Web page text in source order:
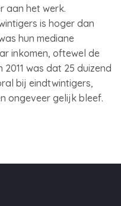
aan het werk.
is hoger dan
hun mediane
inkomen, oftewel de
was dat 25 duizend
bij eindtwintigers,
ongeveer gelijk bleef.